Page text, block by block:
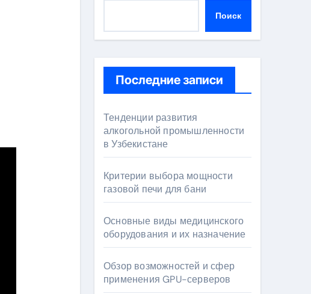
Поиск
Последние записи
Тенденции развития
алкогольной промышленности
в Узбекистане
Критерии выбора мощности
газовой печи для бани
Основные виды медицинского
оборудования и их назначение
Обзор возможностей и сфер
применения GPU-серверов